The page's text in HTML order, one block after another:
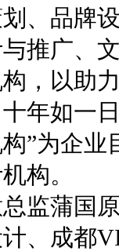
、品牌
推广、
，以助
年如一
”为企
构。
监蒲国
、 成都